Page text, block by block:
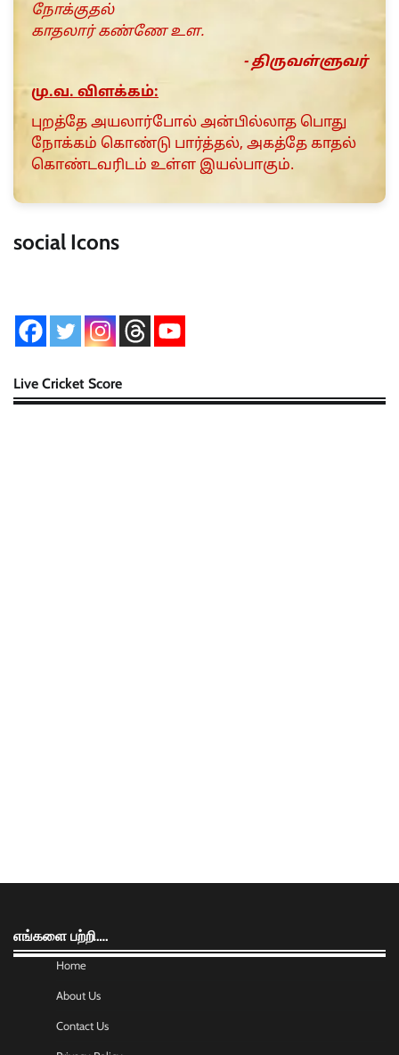
நோக்குதல்
காதலார் கண்ணே உள.
- திருவள்ளுவர்
மு.வ. விளக்கம்:
புறத்தே அயலார்போல் அன்பில்லாத பொது
நோக்கம் கொண்டு பார்த்தல், அகத்தே காதல்
கொண்டவரிடம் உள்ள இயல்பாகும்.
social Icons
Live Cricket Score
எங்களை பற்றி….
Home
About Us
Contact Us